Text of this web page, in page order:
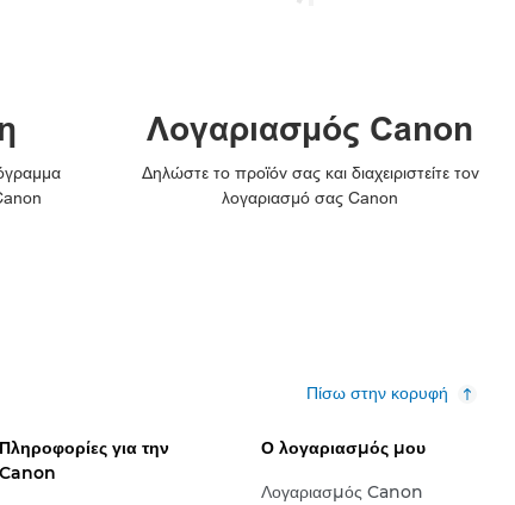
Λογαριασμός Canon
Δηλώστε το προϊόν σας και διαχειριστείτε τον
λογαριασμό σας Canon
Πίσω στην κορυφή
Πληροφορίες για την
Canon
Ο λογαριασμός μου
Λογαριασμός Canon